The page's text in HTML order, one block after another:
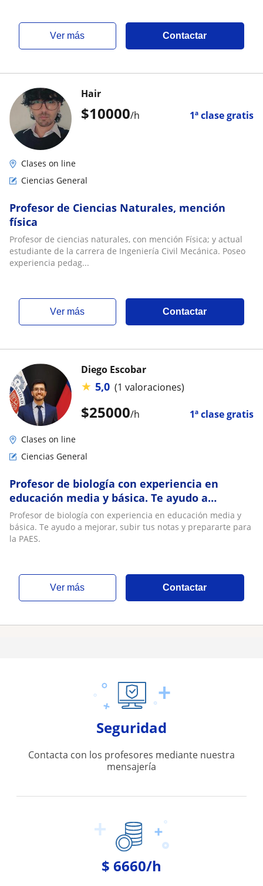
ver más Contactar
$10000/h 1ª clase gratis
Hair
Clases on line
Ciencias General
Profesor de Ciencias Naturales, mención
física
Profesor de ciencias naturales, con mención Física; y actual
estudiante de la carrera de Ingeniería Civil Mecánica. Poseo
experiencia pedag...
ver más Contactar
$25000/h 1ª clase gratis
Diego Escobar
★ 5,0 (1 valoraciones)
Clases on line
Ciencias General
Profesor de biología con experiencia en
educación media y básica. Te ayudo a
mejorar, subir tus notas y prepararte para la
PAES
Profesor de biología con experiencia en educación media y
básica. Te ayudo a mejorar, subir tus notas y prepararte para
la PAES.
ver más Contactar
Seguridad
Contacta con los profesores mediante nuestra
mensajería
$ 6660/h